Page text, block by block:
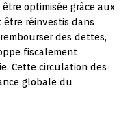
optimisée grâce aux
être réinvestis dans
des dettes,
fiscalement
Cette circulation des
globale du